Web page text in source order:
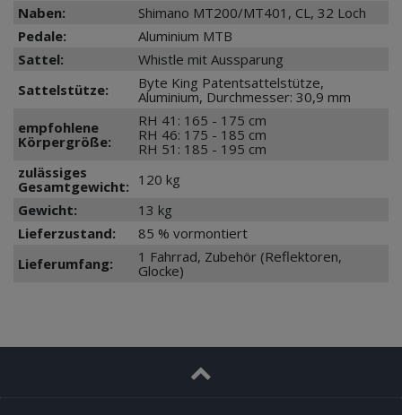
Naben:
Shimano MT200/MT401, CL, 32 Loch
Pedale:
Aluminium MTB
Sattel:
Whistle mit Aussparung
Sattelstütze:
Byte King Patentsattelstütze,
Aluminium, Durchmesser: 30,9 mm
empfohlene
Körpergröße:
RH 41: 165 - 175 cm
RH 46: 175 - 185 cm
RH 51: 185 - 195 cm
zulässiges
Gesamtgewicht: 120 kg
Gewicht:
13 kg
Lieferzustand:
85 % vormontiert
Lieferumfang:
1 Fahrrad, Zubehör (Reflektoren,
Glocke)